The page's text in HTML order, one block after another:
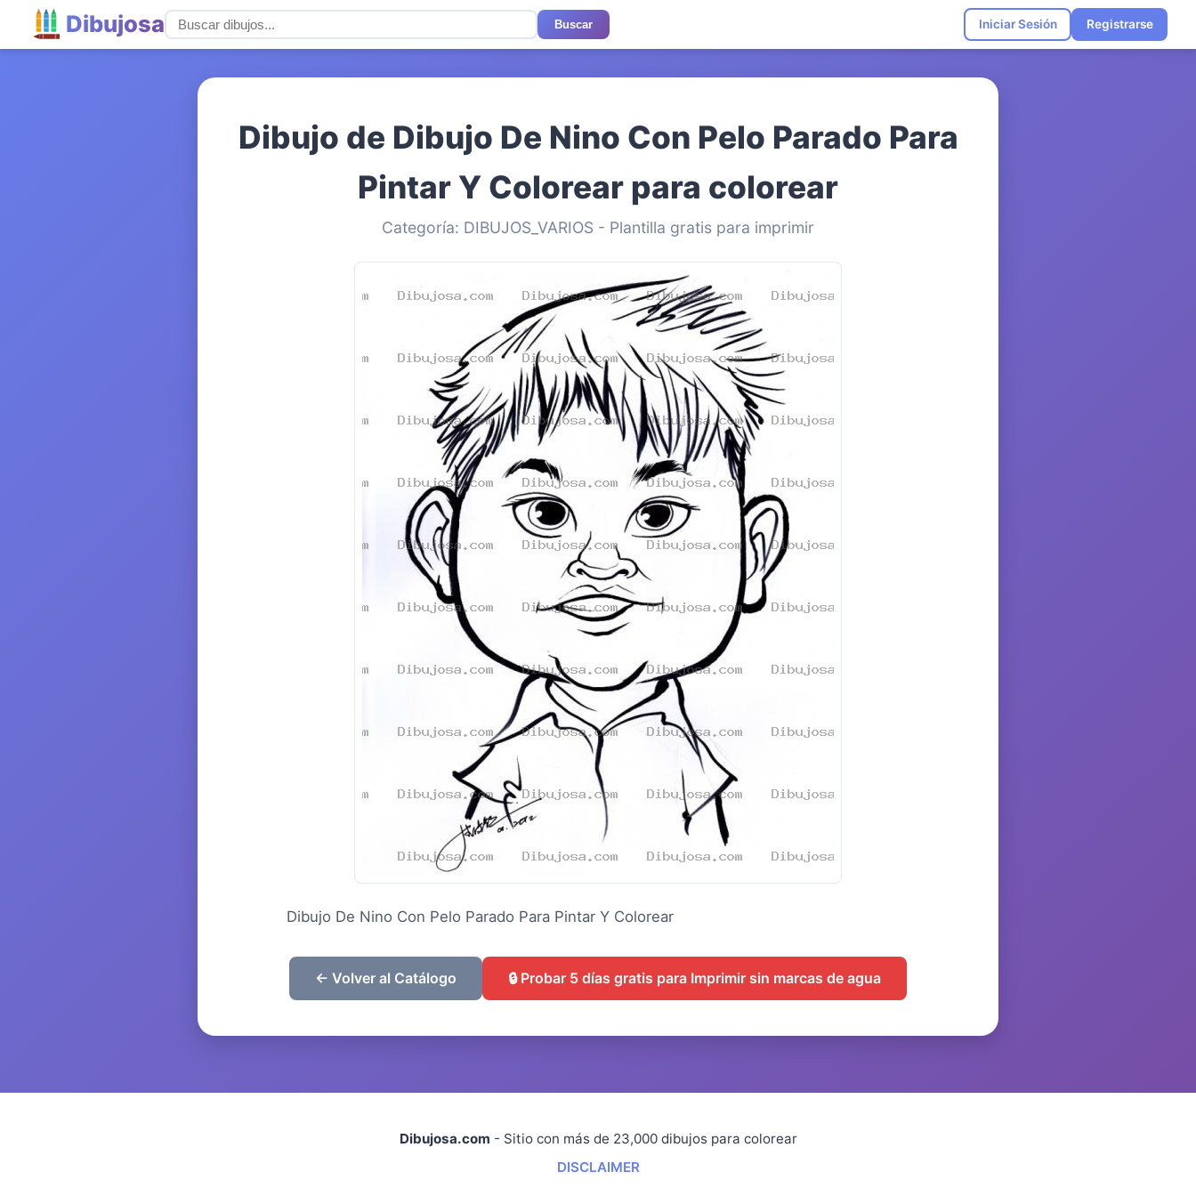
Dibujosa Buscar Iniciar Sesión Registrarse
Dibujo de Dibujo De Nino Con Pelo Parado Para
Pintar Y Colorear para colorear
Categoría: DIBUJOS_VARIOS - Plantilla gratis para imprimir
Dibujo De Nino Con Pelo Parado Para Pintar Y Colorear
← Volver al Catálogo 🔒 Probar 5 días gratis para Imprimir sin marcas de agua
Dibujosa.com - Sitio con más de 23,000 dibujos para colorear
DISCLAIMER